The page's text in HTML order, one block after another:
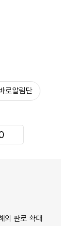
로알림단
외 판로 확대